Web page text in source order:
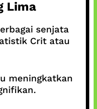
Lima
senjata
Crit atau
meningkatkan